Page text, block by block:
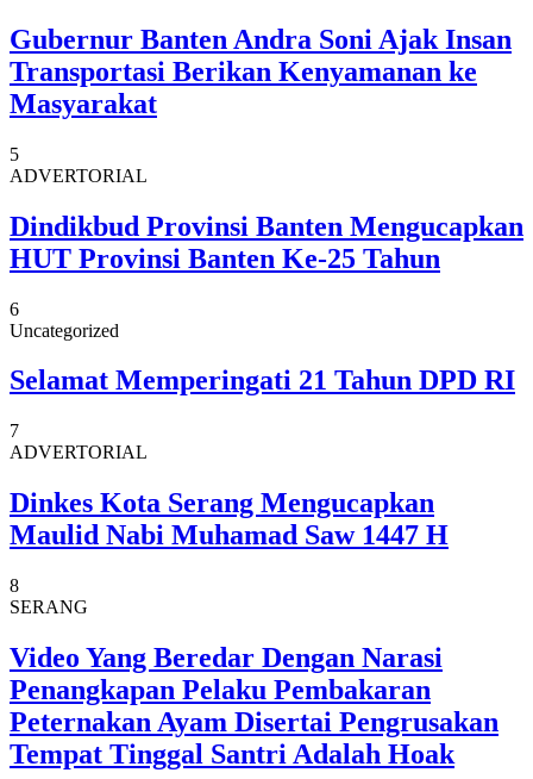
Gubernur Banten Andra Soni Ajak Insan
Transportasi Berikan Kenyamanan ke
Masyarakat
5
ADVERTORIAL
Dindikbud Provinsi Banten Mengucapkan
HUT Provinsi Banten Ke-25 Tahun
6
Uncategorized
Selamat Memperingati 21 Tahun DPD RI
7
ADVERTORIAL
Dinkes Kota Serang Mengucapkan
Maulid Nabi Muhamad Saw 1447 H
8
SERANG
Video Yang Beredar Dengan Narasi
Penangkapan Pelaku Pembakaran
Peternakan Ayam Disertai Pengrusakan
Tempat Tinggal Santri Adalah Hoak